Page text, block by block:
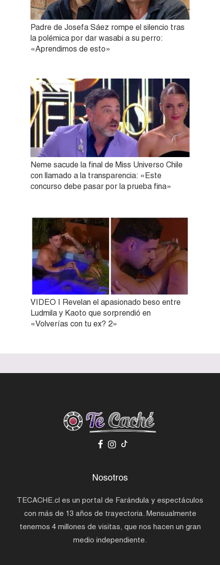
Padre de Josefa Sáez rompe el silencio tras
la polémica por dar wasabi a su perro:
«Aprendimos de esto»
Neme sacude la final de Miss Universo Chile
con llamado a la transparencia: «Este
concurso debe pasar por la prueba fina»
VIDEO | Revelan el apasionado beso entre
Ludmila y Kaoto que sorprendió en
«Volverías con tu ex? 2»
Nosotros
TECACHE.cl es un portal de Farándula y espectáculos
con más de 13 años de trayectoria. Mensualmente
tenemos 4 millones de visitas, que nos hacen un gran
medio independiente.